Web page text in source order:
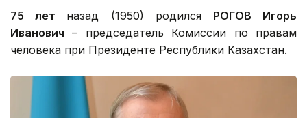
75 лет назад (1950) родился РОГОВ Игорь
Иванович – председатель Комиссии по правам
человека при Президенте Республики Казахстан.